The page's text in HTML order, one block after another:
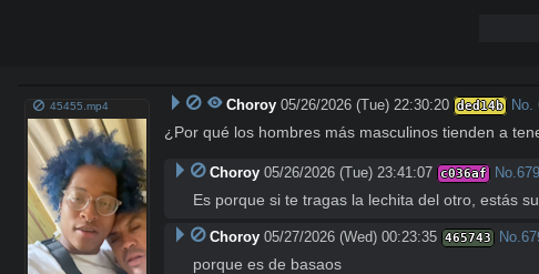
45455.mp4 Choroy 05/26/2026 (Tue) 22:30:20 ded14b No.
¿Por qué los hombres más masculinos tienden a
Choroy 05/26/2026 (Tue) 23:41:07 c036af No.
Es porque si te tragas la lechita del otro, estás
Choroy 05/27/2026 (Wed) 00:23:35 465743 No.
porque es de basaos